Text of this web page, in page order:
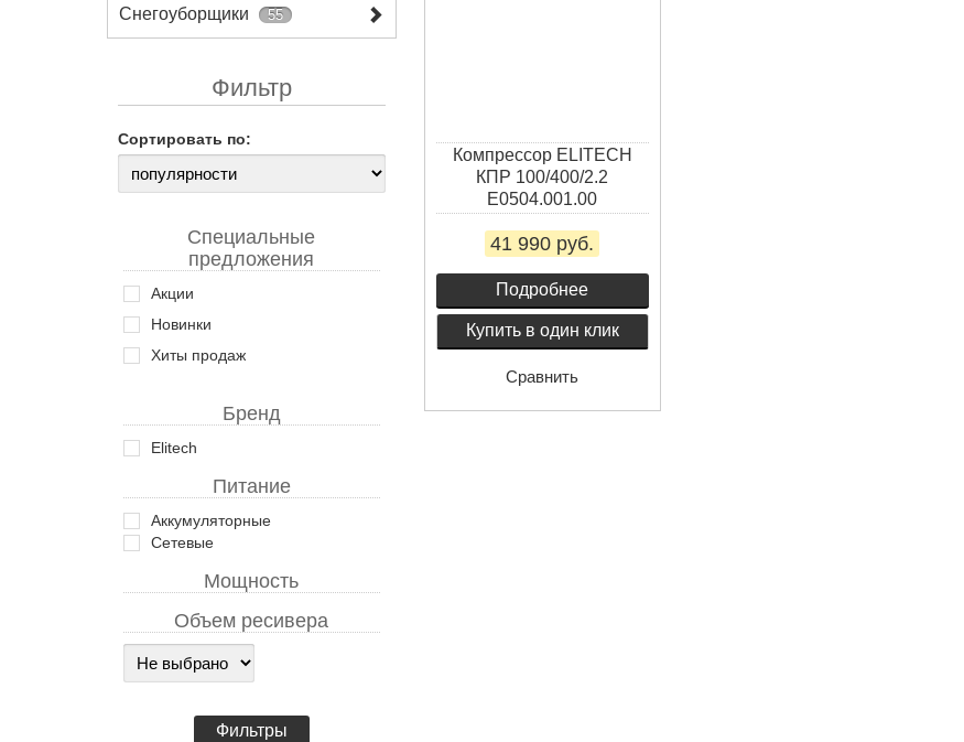
Снегоуборщики 55
Сортировать по:
Специальные
предложения
Акции
Новинки
Хиты продаж
Бренд
Elitech
Питание
Аккумуляторные
Сетевые
Мощность
Объем ресивера
Компрессор ELITECH
КПР 100/400/2.2
E0504.001.00
41 990 руб.
Подробнее
Купить в один клик
Сравнить